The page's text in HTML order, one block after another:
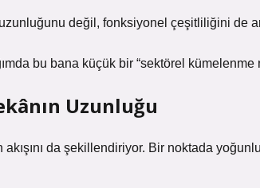
uzunluğunu değil, fonksiyonel çeşitliliğini de
bu bana küçük bir “sektörel kümelenme
Uzunluğu
da şekillendiriyor. Bir noktada